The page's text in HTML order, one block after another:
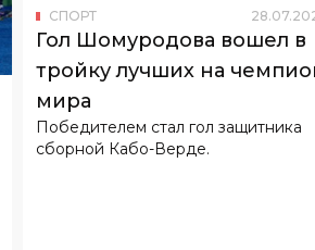
мира
Победителем стал гол защитника
сборной Кабо-Верде.